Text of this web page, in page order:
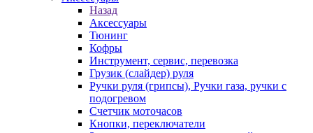
Назад
Аксессуары
Тюнинг
Кофры
Инструмент, сервис, перевозка
Грузик (слайдер) руля
Ручки руля (грипсы), Ручки газа, ручки с
подогревом
Счетчик моточасов
Кнопки, переключатели